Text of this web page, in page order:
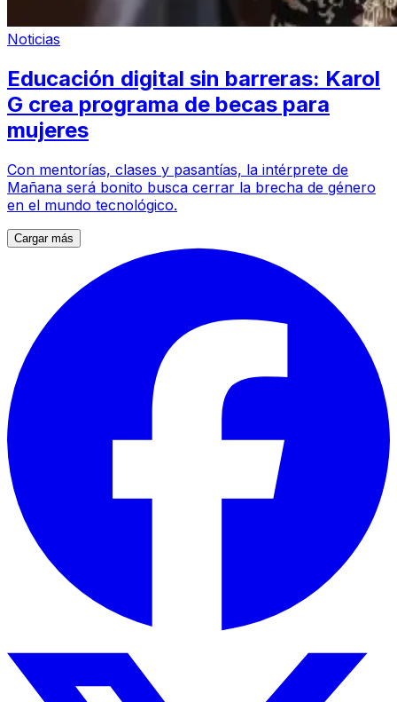
Noticias
Educación digital sin barreras: Karol
G crea programa de becas para
mujeres
Con mentorías, clases y pasantías, la intérprete de
Mañana será bonito busca cerrar la brecha de género
en el mundo tecnológico.
Cargar más